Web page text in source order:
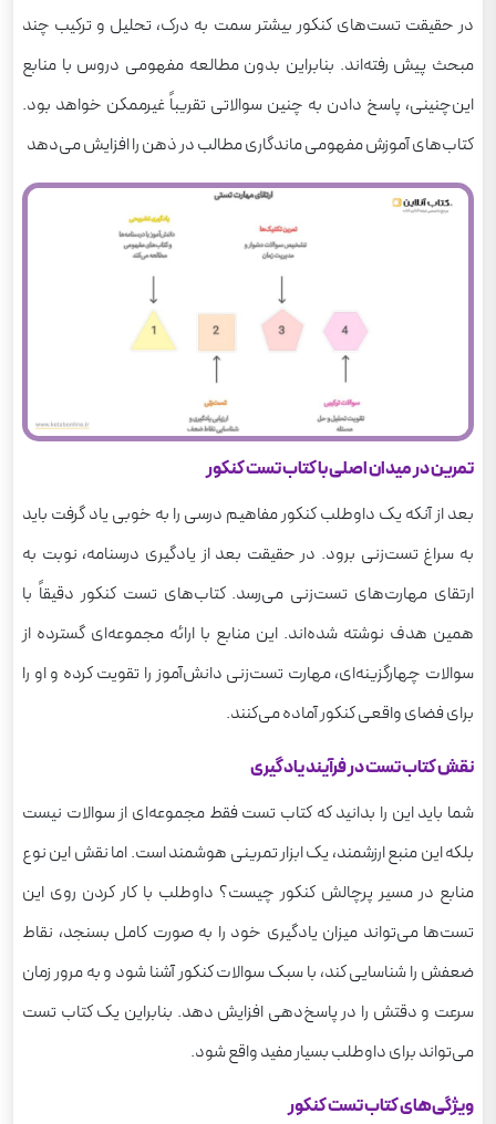
در حقیقت تست‌های کنکور بیشتر سمت به درک، تحلیل و ترکیب چند
مبحث پیش رفته‌اند. بنابراین بدون مطالعه‌ مفهومی دروس با منابع
این‌چنینی، پاسخ دادن به چنین سوالاتی تقریباً غیرممکن خواهد بود.
کتاب‌های آموزش مفهومی ماندگاری مطالب در ذهن را افزایش می‌دهد
تمرین در میدان اصلی با کتاب تست کنکور
بعد از آ‌نکه یک داوطلب کنکور مفاهیم درسی را به خوبی یاد گرفت باید
به سراغ تست‌زنی برود. در حقیقت بعد از یادگیری درسنامه، نوبت به
ارتقای مهارت‌های تست‌زنی می‌رسد. کتاب‌های تست کنکور دقیقاً با
همین هدف نوشته شده‌اند. این منابع با ارائه مجموعه‌ای گسترده از
سوالات چهارگزینه‌ای، مهارت تست‌زنی دانش‌آموز را تقویت کرده و او را
برای فضای واقعی کنکور آماده می‌کنند.
نقش کتاب تست در فرآیند یادگیری
شما باید این را بدانید که کتاب تست فقط مجموعه‌ای از سوالات نیست
بلکه این منبع ارزشمند، یک ابزار تمرینی هوشمند است. اما نقش این نوع
منابع در مسیر پرچالش کنکور چیست؟ داوطلب با کار کردن روی این
تست‌ها می‌تواند میزان یادگیری خود را به صورت کامل بسنجد، نقاط
ضعفش را شناسایی کند، با سبک سوالات کنکور آشنا شود و به مرور زمان
سرعت و دقتش را در پاسخ‌دهی افزایش دهد. بنابراین یک کتاب تست
می‌تواند برای داوطلب بسیار مفید واقع شود.
ویژگی‌های کتاب تست کنکور